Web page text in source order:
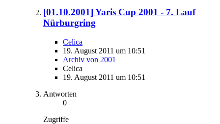
[01.10.2001] Yaris Cup 2001 - 7. Lauf
Nürburgring
Celica
19. August 2011 um 10:51
Archiv von 2001
Celica
19. August 2011 um 10:51
Antworten
0
Zugriffe